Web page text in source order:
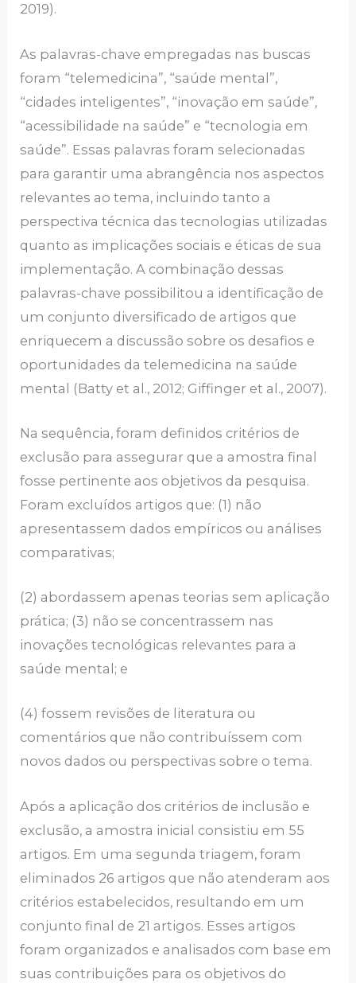
2019).
As palavras-chave empregadas nas buscas
foram “telemedicina”, “saúde mental”,
“cidades inteligentes”, “inovação em saúde”,
“acessibilidade na saúde” e “tecnologia em
saúde”. Essas palavras foram selecionadas
para garantir uma abrangência nos aspectos
relevantes ao tema, incluindo tanto a
perspectiva técnica das tecnologias utilizadas
quanto as implicações sociais e éticas de sua
implementação. A combinação dessas
palavras-chave possibilitou a identificação de
um conjunto diversificado de artigos que
enriquecem a discussão sobre os desafios e
oportunidades da telemedicina na saúde
mental (Batty et al., 2012; Giffinger et al., 2007).
Na sequência, foram definidos critérios de
exclusão para assegurar que a amostra final
fosse pertinente aos objetivos da pesquisa.
Foram excluídos artigos que: (1) não
apresentassem dados empíricos ou análises
comparativas;
(2) abordassem apenas teorias sem aplicação
prática; (3) não se concentrassem nas
inovações tecnológicas relevantes para a
saúde mental; e
(4) fossem revisões de literatura ou
comentários que não contribuíssem com
novos dados ou perspectivas sobre o tema.
Após a aplicação dos critérios de inclusão e
exclusão, a amostra inicial consistiu em 55
artigos. Em uma segunda triagem, foram
eliminados 26 artigos que não atenderam aos
critérios estabelecidos, resultando em um
conjunto final de 21 artigos. Esses artigos
foram organizados e analisados com base em
suas contribuições para os objetivos do